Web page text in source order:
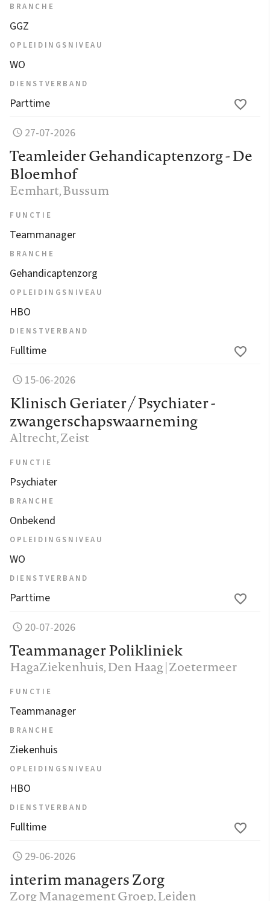
BRANCHE
GGZ
OPLEIDINGSNIVEAU
WO
DIENSTVERBAND
Parttime
27-07-2026
Teamleider Gehandicaptenzorg - De
Bloemhof
Eemhart, Bussum
FUNCTIE
Teammanager
BRANCHE
Gehandicaptenzorg
OPLEIDINGSNIVEAU
HBO
DIENSTVERBAND
Fulltime
15-06-2026
Klinisch Geriater / Psychiater -
zwangerschapswaarneming
Altrecht, Zeist
FUNCTIE
Psychiater
BRANCHE
Onbekend
OPLEIDINGSNIVEAU
WO
DIENSTVERBAND
Parttime
20-07-2026
Teammanager Polikliniek
HagaZiekenhuis, Den Haag | Zoetermeer
FUNCTIE
Teammanager
BRANCHE
Ziekenhuis
OPLEIDINGSNIVEAU
HBO
DIENSTVERBAND
Fulltime
29-06-2026
interim managers Zorg
Zorg Management Groep, Leiden